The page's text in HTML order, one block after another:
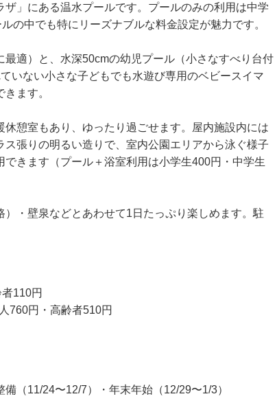
」にある温水プールです。プールのみの利用は中学
の中でも特にリーズナブルな料金設定が魅力です。
適）と、水深50cmの幼児プール（小さなすべり台付
いない小さな子どもでも水遊び専用のベビースイマ
ます。
憩室もあり、ゆったり過ごせます。屋内施設内には
張りの明るい造りで、室内公園エリアから泳ぐ様子
きます（プール＋浴室利用は小学生400円・中学生
・壁泉などとあわせて1日たっぷり楽しめます。駐
110円
760円・高齢者510円
（11/24〜12/7）・年末年始（12/29〜1/3）